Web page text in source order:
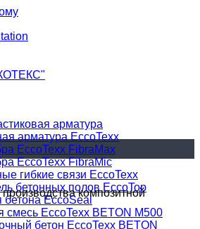
арматура
арматура EccoTexx
EccoTexx FibraMax
EccoTexx FibraMic
гибкие связи EccoTexx
бетонных полов EccoTop
EccoSeal
смесь EccoTexx BETON M500
бетон EccoTexx BETON